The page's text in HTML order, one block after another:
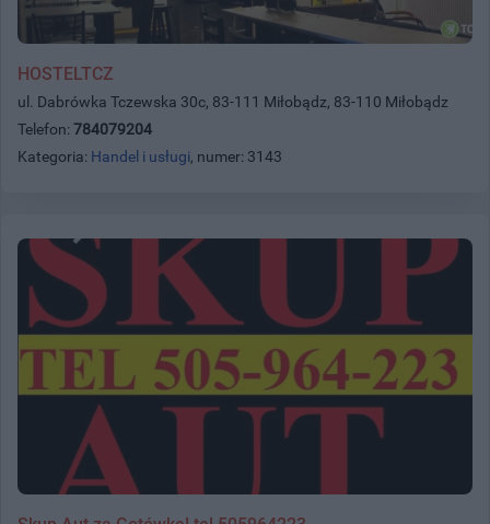
HOSTELTCZ
ul. Dabrówka Tczewska 30c, 83-111 Miłobądz, 83-110 Miłobądz
Telefon: 784079204
Kategoria: Handel i usługi, numer: 3143